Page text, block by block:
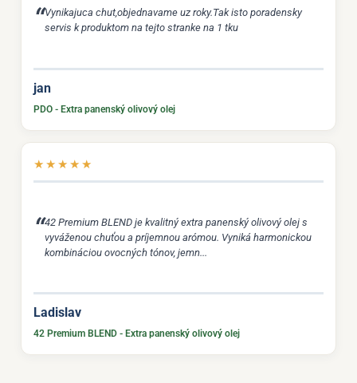
Vynikajuca chut,objednavame uz roky.Tak isto poradensky
servis k produktom na tejto stranke na 1 tku
jan
PDO - Extra panenský olivový olej
★ ★ ★ ★ ★
42 Premium BLEND je kvalitný extra panenský olivový olej s
vyváženou chuťou a príjemnou arómou. Vyniká harmonickou
kombináciou ovocných tónov, jemn...
Ladislav
42 Premium BLEND - Extra panenský olivový olej